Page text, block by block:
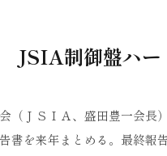
JSIA制御盤ハ
（ＪＳＩＡ、盛田豊一会
書を来年まとめる。最終